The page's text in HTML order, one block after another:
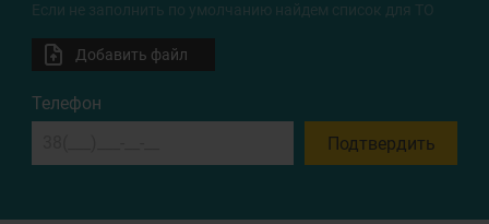
Если не заполнить по умолчанию найдем список для ТО
Добавить файл
Телефон
Подтвердить